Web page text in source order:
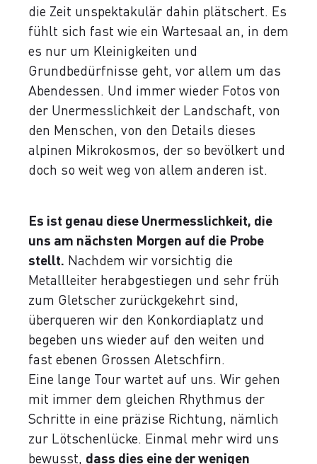
die Zeit unspektakulär dahin plätschert. Es
fühlt sich fast wie ein Wartesaal an, in dem
es nur um Kleinigkeiten und
Grundbedürfnisse geht, vor allem um das
Abendessen. Und immer wieder Fotos von
der Unermesslichkeit der Landschaft, von
den Menschen, von den Details dieses
alpinen Mikrokosmos, der so bevölkert und
doch so weit weg von allem anderen ist.
Es ist genau diese Unermesslichkeit, die
uns am nächsten Morgen auf die Probe
stellt. Nachdem wir vorsichtig die
Metallleiter herabgestiegen und sehr früh
zum Gletscher zurückgekehrt sind,
überqueren wir den Konkordiaplatz und
begeben uns wieder auf den weiten und
fast ebenen Grossen Aletschfirn.
Eine lange Tour wartet auf uns. Wir gehen
mit immer dem gleichen Rhythmus der
Schritte in eine präzise Richtung, nämlich
zur Lötschenlücke. Einmal mehr wird uns
bewusst, dass dies eine der wenigen